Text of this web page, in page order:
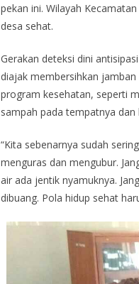
pekan ini. Wilayah
desa sehat.
Gerakan deteksi dini
diajak membersihkan
program kesehatan, seperti
sampah pada tempatnya dan
“Kita sebenarnya sudah
menguras dan mengubur.
air ada jentik nyamuknya.
dibuang. Pola hidup sehat